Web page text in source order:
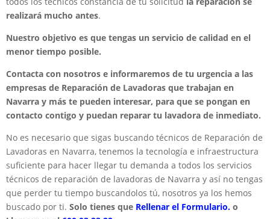
realizará mucho antes.
Nuestro objetivo es que tengas un servicio de calidad en el
menor tiempo posible.
Contacta con nosotros e informaremos de tu urgencia a las
empresas de Reparación de Lavadoras que trabajan en
Navarra y más te pueden interesar, para que se pongan en
contacto contigo y puedan reparar tu lavadora de inmediato.
No es necesario que sigas buscando técnicos de Reparación de
Lavadoras en Navarra, tenemos la tecnología e infraestructura
suficiente para hacer llegar tu demanda a todos los servicios
técnicos de reparación de lavadoras de Navarra y así no tengas
que perder tu tiempo buscandolos tú, nosotros ya los hemos
buscado por ti. Solo tienes que Rellenar el Formulario. o